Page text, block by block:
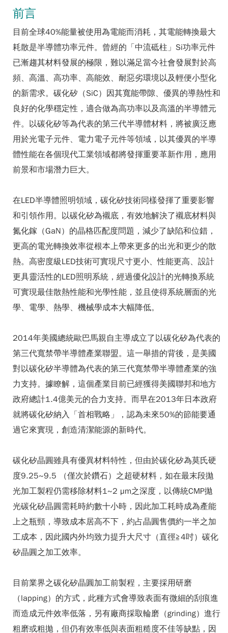
前言
目前全球40%能量被使用為電能而消耗，其電能轉換最大
耗散是半導體功率元件。曾經的「中流砥柱」Si功率元件
已漸趨其材料發展的極限，難以滿足當今社會發展對於高
頻、高溫、高功率、高能效、耐惡劣環境以及輕便小型化
的新需求。碳化矽（SiC）因其寬能帶隙、優異的導熱性和
良好的化學穩定性，適合做為高功率以及高溫的半導體元
件。以碳化矽等為代表的第三代半導體材料，將被廣泛應
用於光電子元件、電力電子元件等領域，以其優異的半導
體性能在各個現代工業領域都將發揮重要革新作用，應用
前景和市場潛力巨大。
在LED半導體照明領域，碳化矽技術同樣發揮了重要影響
和引領作用。以碳化矽為襯底，有效地解決了襯底材料與
氮化鎵（GaN）的晶格匹配度問題，減少了缺陷和位錯，
更高的電光轉換效率從根本上帶來更多的出光和更少的散
熱。高密度級LED技術可實現尺寸更小、性能更高、設計
更具靈活性的LED照明系統，經過優化設計的光轉換系統
可實現最佳散熱性能和光學性能，並且使得系統層面的光
學、電學、熱學、機械學成本大幅降低。
2014年美國總統歐巴馬親自主導成立了以碳化矽為代表的
第三代寬禁帶半導體產業聯盟。這一舉措的背後，是美國
對以碳化矽半導體為代表的第三代寬禁帶半導體產業的強
力支持。據瞭解，這個產業目前已經獲得美國聯邦和地方
政府總計1.4億美元的合力支持。而早在2013年日本政府
就將碳化矽納入「首相戰略」，認為未來50%的節能要通
過它來實現，創造清潔能源的新時代。
碳化矽晶圓雖具有優異材料特性，但由於碳化矽為莫氏硬
度9.25~9.5 （僅次於鑽石）之超硬材料，如在最末段拋
光加工製程仍需移除材料1~2 µm之深度，以傳統CMP拋
光碳化矽晶圓需耗時約數十小時，因此加工耗時成為產能
上之瓶頸，導致成本居高不下，約占晶圓售價約一半之加
工成本，因此國内外均致力提升大尺寸（直徑≧4吋）碳化
矽晶圓之加工效率。
目前業界之碳化矽晶圓加工前製程，主要採用研磨
（lapping）的方式，此種方式會導致表面有微細的刮痕進
而造成元件效率低落，另有廠商採取輪磨（grinding）進行
粗磨或粗拋，但仍有效率低與表面粗糙度不佳等缺點，因